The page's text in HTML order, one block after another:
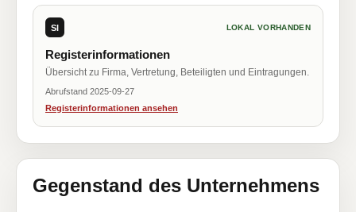
SI LOKAL VORHANDEN
Registerinformationen
Übersicht zu Firma, Vertretung, Beteiligten und Eintragungen.
Abrufstand 2025-09-27
Registerinformationen ansehen
Gegenstand des Unternehmens